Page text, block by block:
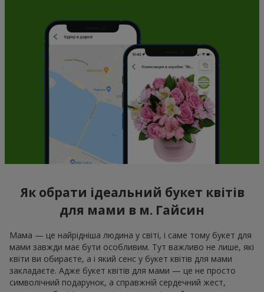
Як обрати ідеальний букет квітів
для мами в м. Гайсин
Мама — це найрідніша людина у світі, і саме тому букет для
мами завжди має бути особливим. Тут важливо не лише, які
квіти ви обираєте, а і який сенс у букет квітів для мами
закладаєте. Адже букет квітів для мами — це не просто
символічний подарунок, а справжній сердечний жест,